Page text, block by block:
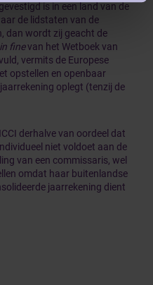
is in een land van de
de lidstaten van de
dan wordt zij geacht de
in finevan het Wetboek van
vermits de Europese
opstellen en openbaar
oplegt (tenzij de
derhalve van oordeel dat
niet voldoet aan de
van een commissaris, wel
omdat haar buitenlandse
jaarrekening dient